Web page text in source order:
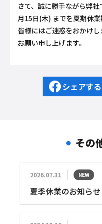
さて、誠に勝手ながら弊
月15日(木) までを夏期休業
皆様にはご迷惑をおかけ
お願い申し上げます。
シェアする
その
2026.07.31 NEW
夏季休業のお知らせ